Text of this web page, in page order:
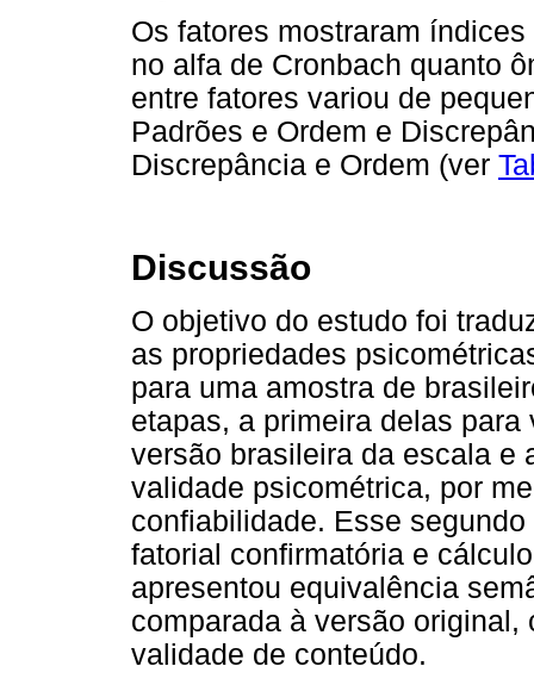
Os fatores mostraram
no alfa de Cronbach quanto
entre fatores variou de
Padrões e Ordem e
Discrepância e Ordem (ver
Discussão
O objetivo do estudo foi
as propriedades
para uma amostra de
etapas, a primeira delas
versão brasileira da escala e
validade psicométrica, por
confiabilidade. Esse
fatorial confirmatória e
apresentou equivalência
comparada à versão
validade de conteúdo.